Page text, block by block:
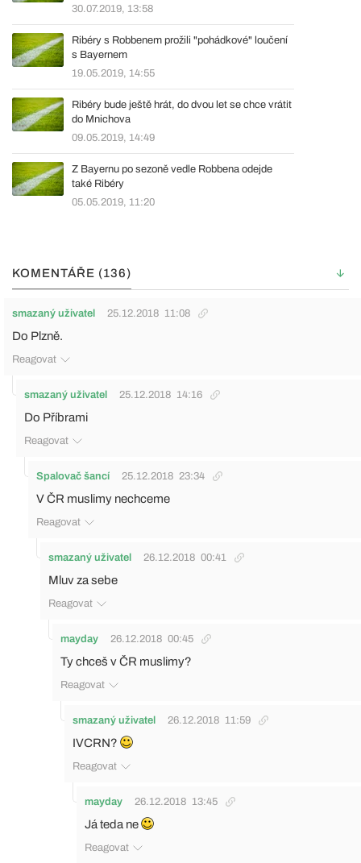
30.07.2019, 13:58
Ribéry s Robbenem prožili "pohádkové" loučení
s Bayernem
19.05.2019, 14:55
Ribéry bude ještě hrát, do dvou let se chce vrátit
do Mnichova
09.05.2019, 14:49
Z Bayernu po sezoně vedle Robbena odejde
také Ribéry
05.05.2019, 11:20
KOMENTÁŘE (136)
smazaný uživatel 25.12.2018 11:08
Do Plzně.
Reagovat
smazaný uživatel 25.12.2018 14:16
Do Příbrami
Reagovat
Spalovač šancí 25.12.2018 23:34
V ČR muslimy nechceme
Reagovat
smazaný uživatel 26.12.2018 00:41
Mluv za sebe
Reagovat
mayday 26.12.2018 00:45
Ty chceš v ČR muslimy?
Reagovat
smazaný uživatel 26.12.2018 11:59
IVCRN?
Reagovat
mayday 26.12.2018 13:45
Já teda ne
Reagovat